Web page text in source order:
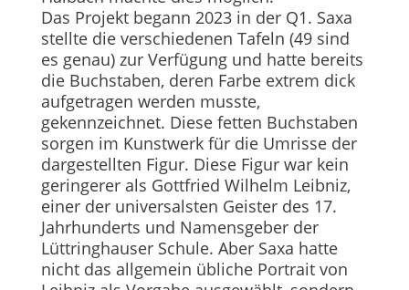
Das Projekt begann 2023 in der Q1. Saxa
stellte die verschiedenen Tafeln (49 sind
es genau) zur Verfügung und hatte bereits
die Buchstaben, deren Farbe extrem dick
aufgetragen werden musste,
gekennzeichnet. Diese fetten Buchstaben
sorgen im Kunstwerk für die Umrisse der
dargestellten Figur. Diese Figur war kein
geringerer als Gottfried Wilhelm Leibniz,
einer der universalsten Geister des 17.
Jahrhunderts und Namensgeber der
Lüttringhauser Schule. Aber Saxa hatte
nicht das allgemein übliche Portrait von